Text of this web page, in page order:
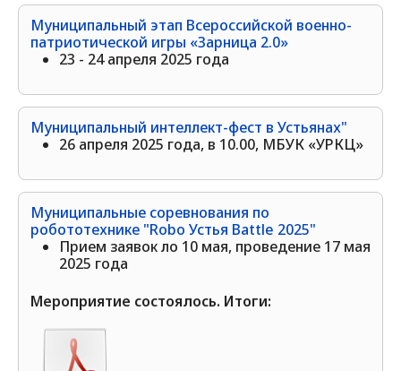
Муниципальный этап Всероссийской военно-
патриотической игры «Зарница 2.0»
23 - 24 апреля 2025 года
Муниципальный интеллект-фест в Устьянах"
26 апреля 2025 года, в 10.00, МБУК «УРКЦ»
Муниципальные соревнования по
робототехнике "Robo Устья Battle 2025"
Прием заявок ло 10 мая, проведение 17 мая
2025 года
Мероприятие состоялось. Итоги: